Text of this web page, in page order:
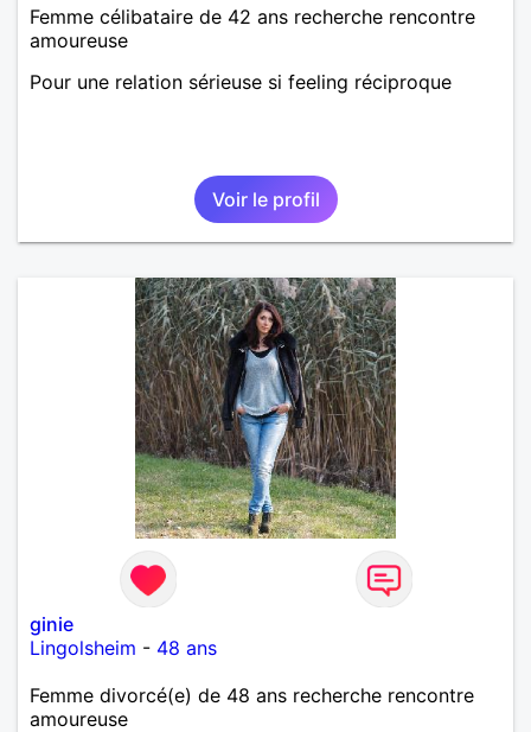
Femme célibataire de 42 ans recherche rencontre
amoureuse
Pour une relation sérieuse si feeling réciproque
Voir le profil
ginie
Lingolsheim - 48 ans
Femme divorcé(e) de 48 ans recherche rencontre
amoureuse